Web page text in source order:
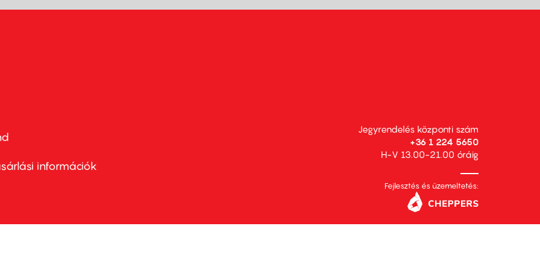
információk
Jegyrendelés központi szám
+36 1 224 5650
H-V 13.00-21.00 óráig
Fejlesztés és üzemeltetés: